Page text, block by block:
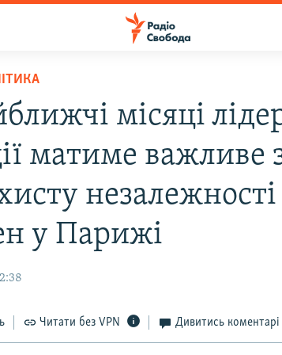
місяці
матиме важливе
у Парижі
Читати без VPN Дивитись коментарі